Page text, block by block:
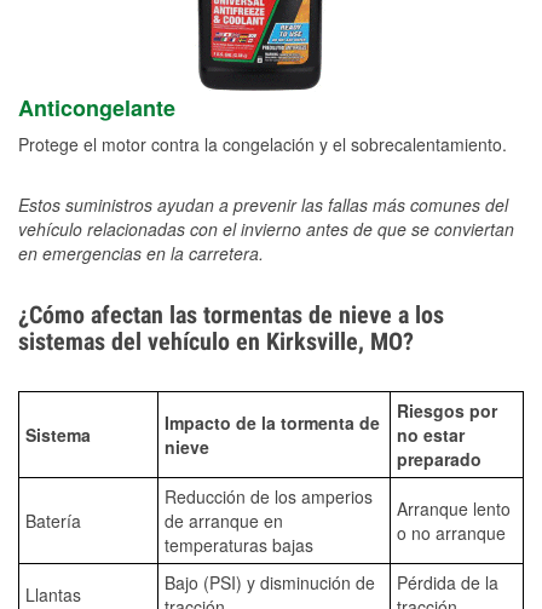
Anticongelante
Protege el motor contra la congelación y el sobrecalentamiento.
Estos suministros ayudan a prevenir las fallas más comunes del
vehículo relacionadas con el invierno antes de que se conviertan
en emergencias en la carretera.
¿Cómo afectan las tormentas de nieve a los
sistemas del vehículo en Kirksville, MO?
Sistema
Impacto de la tormenta de
nieve
Riesgos por
no estar
preparado
Batería
Reducción de los amperios
de arranque en
temperaturas bajas
Arranque lento
o no arranque
Llantas
Bajo (PSI) y disminución de
Pérdida de la